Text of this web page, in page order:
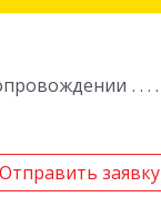
Отправить заявку
Отправить заявку